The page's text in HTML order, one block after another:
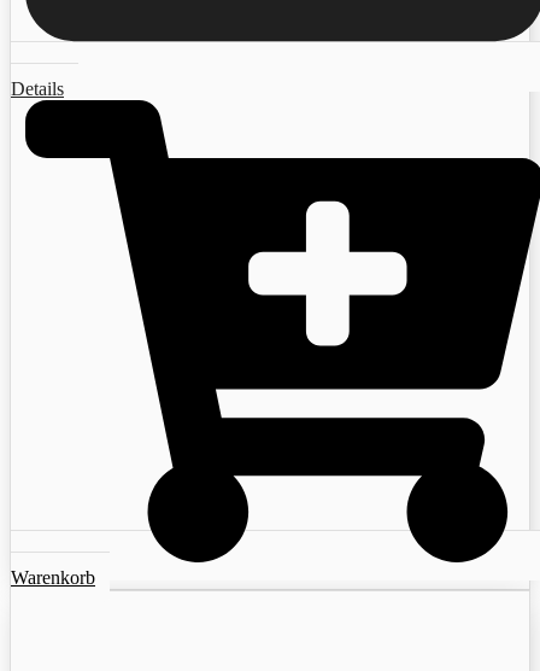
Details
Warenkorb